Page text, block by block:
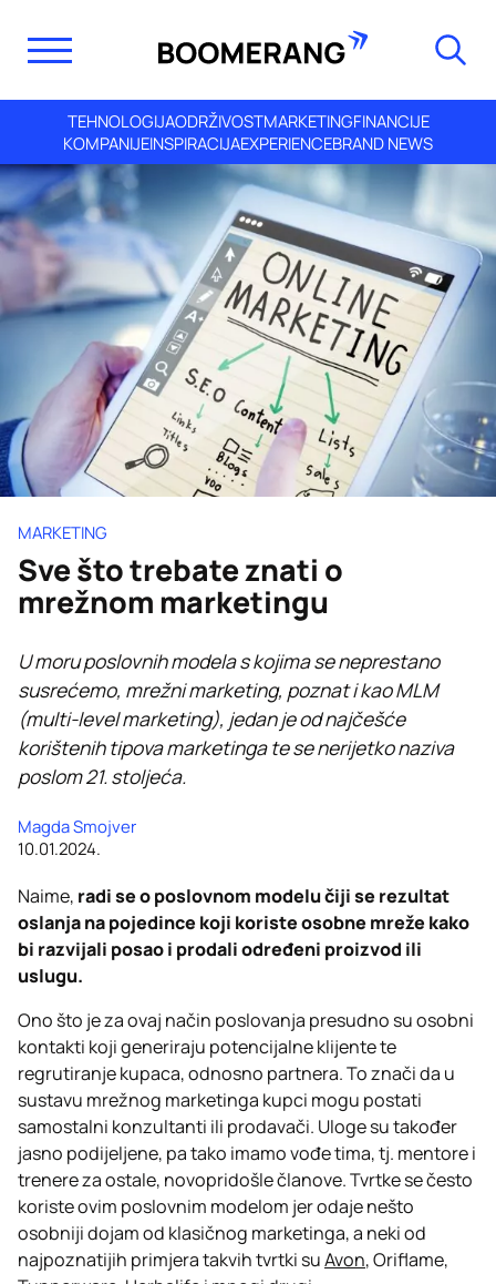
TEHNOLOGIJAODRŽIVOSTMARKETINGFINANCIJE
KOMPANIJEINSPIRACIJAEXPERIENCEBRAND NEWS
MARKETING
Sve što trebate znati o
mrežnom marketingu
U moru poslovnih modela s kojima se neprestano
susrećemo, mrežni marketing, poznat i kao MLM
(multi-level marketing), jedan je od najčešće
korištenih tipova marketinga te se nerijetko naziva
poslom 21. stoljeća.
Magda Smojver
10.01.2024.
Naime, radi se o poslovnom modelu čiji se rezultat
oslanja na pojedince koji koriste osobne mreže kako
bi razvijali posao i prodali određeni proizvod ili
uslugu.
Ono što je za ovaj način poslovanja presudno su osobni
kontakti koji generiraju potencijalne klijente te
regrutiranje kupaca, odnosno partnera. To znači da u
sustavu mrežnog marketinga kupci mogu postati
samostalni konzultanti ili prodavači. Uloge su također
jasno podijeljene, pa tako imamo vođe tima, tj. mentore i
trenere za ostale, novopridošle članove. Tvrtke se često
koriste ovim poslovnim modelom jer odaje nešto
osobniji dojam od klasičnog marketinga, a neki od
najpoznatijih primjera takvih tvrtki suAvon, Oriflame,